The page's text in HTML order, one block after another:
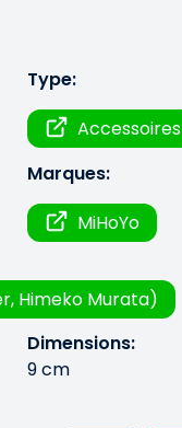
Type:
Accessoires
Marques:
MiHoYo
Himeko Murata)
Dimensions:
9 cm